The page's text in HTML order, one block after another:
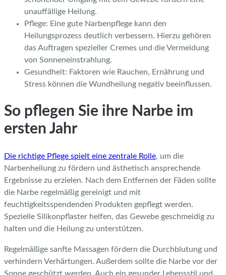
unauffällige Heilung.
Pflege: Eine gute Narbenpflege kann den
Heilungsprozess deutlich verbessern. Hierzu gehören
das Auftragen spezieller Cremes und die Vermeidung
von Sonneneinstrahlung.
Gesundheit: Faktoren wie Rauchen, Ernährung und
Stress können die Wundheilung negativ beeinflussen.
So pflegen Sie ihre Narbe im
ersten Jahr
Die richtige Pflege spielt eine zentrale Rolle, um die
Narbenheilung zu fördern und ästhetisch ansprechende
Ergebnisse zu erzielen. Nach dem Entfernen der Fäden sollte
die Narbe regelmäßig gereinigt und mit
feuchtigkeitsspendenden Produkten gepflegt werden.
Spezielle Silikonpflaster helfen, das Gewebe geschmeidig zu
halten und die Heilung zu unterstützen.
Regelmäßige sanfte Massagen fördern die Durchblutung und
verhindern Verhärtungen. Außerdem sollte die Narbe vor der
Sonne geschützt werden. Auch ein gesunder Lebensstil und